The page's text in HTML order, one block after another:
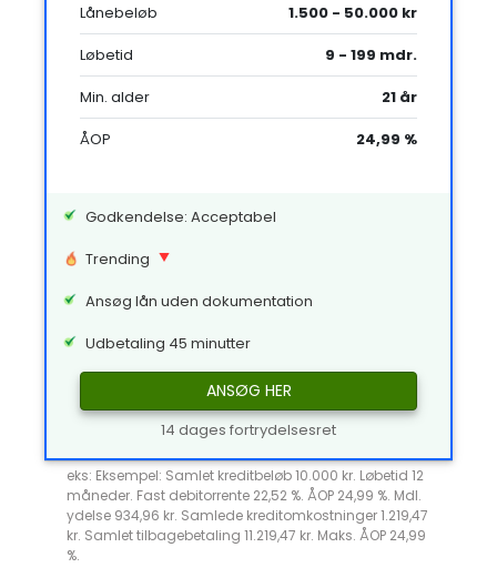
Lånebeløb
1.500 - 50.000 kr
Løbetid
9 - 199 mdr.
Min. alder
21 år
ÅOP
24,99 %
Godkendelse: Acceptabel
Trending
Ansøg lån uden dokumentation
Udbetaling 45 minutter
ANSØG HER
14 dages fortrydelsesret
eks: Eksempel: Samlet kreditbeløb 10.000 kr. Løbetid 12
måneder. Fast debitorrente 22,52 %. ÅOP 24,99 %. Mdl.
ydelse 934,96 kr. Samlede kreditomkostninger 1.219,47
kr. Samlet tilbagebetaling 11.219,47 kr. Maks. ÅOP 24,99
%.